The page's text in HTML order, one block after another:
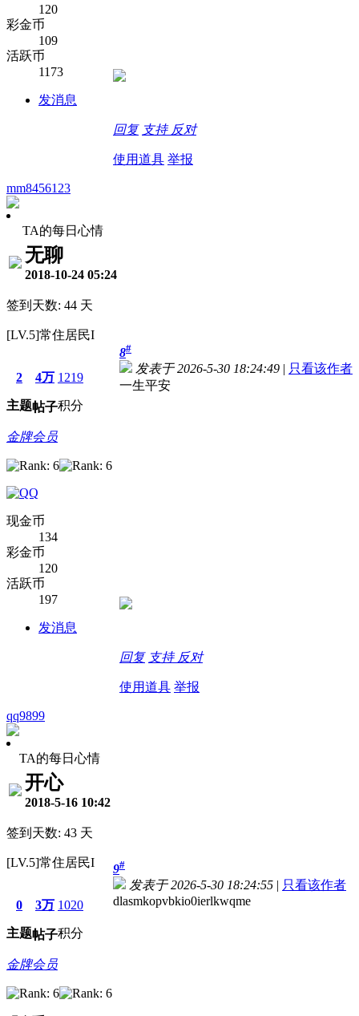
120
彩金币
109
活跃币
1173
发消息
回复 支持 反对
使用道具 举报
mm8456123
TA的每日心情
无聊
2018-10-24 05:24
签到天数: 44 天
[LV.5]常住居民I
2
主题
4万
帖子
1219
积分
金牌会员
现金币
134
彩金币
120
活跃币
197
发消息
8#
发表于 2026-5-30 18:24:49 | 只看该作者
一生平安
回复 支持 反对
使用道具 举报
qq9899
TA的每日心情
开心
2018-5-16 10:42
签到天数: 43 天
[LV.5]常住居民I
0
主题
3万
帖子
1020
积分
金牌会员
9#
发表于 2026-5-30 18:24:55 | 只看该作者
dlasmkopvbkio0ierlkwqme